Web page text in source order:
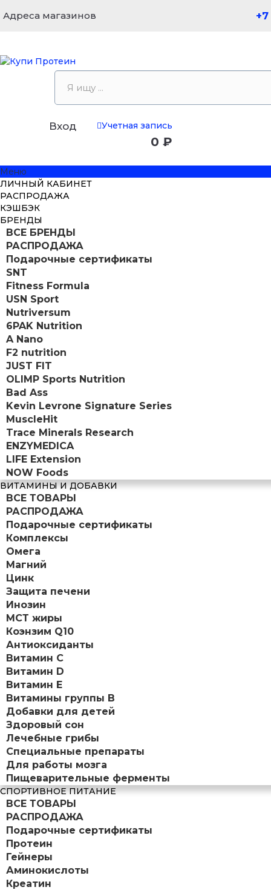
Адреса магазинов
Вход Учетная запись
0 ₽
Меню
ЛИЧНЫЙ КАБИНЕТ
РАСПРОДАЖА
КЭШБЭК
БРЕНДЫ
ВСЕ БРЕНДЫ
РАСПРОДАЖА
Подарочные сертификаты
SNT
Fitness Formula
USN Sport
Nutriversum
6PAK Nutrition
A Nano
F2 nutrition
JUST FIT
OLIMP Sports Nutrition
Bad Ass
Kevin Levrone Signature Series
MuscleHit
Trace Minerals Research
ENZYMEDICA
LIFE Extension
NOW Foods
ВИТАМИНЫ И ДОБАВКИ
ВСЕ ТОВАРЫ
РАСПРОДАЖА
Подарочные сертификаты
Комплексы
Омега
Магний
Цинк
Защита печени
Инозин
МСТ жиры
Коэнзим Q10
Антиоксиданты
Витамин С
Витамин D
Витамин Е
Витамины группы B
Добавки для детей
Здоровый сон
Лечебные грибы
Специальные препараты
Для работы мозга
Пищеварительные ферменты
СПОРТИВНОЕ ПИТАНИЕ
ВСЕ ТОВАРЫ
РАСПРОДАЖА
Подарочные сертификаты
Протеин
Гейнеры
Аминокислоты
Креатин